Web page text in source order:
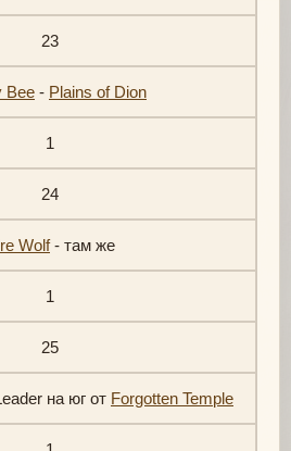
23
Bee - Plains of Dion
1
24
Wolf- там же
1
25
на юг от Forgotten Temple